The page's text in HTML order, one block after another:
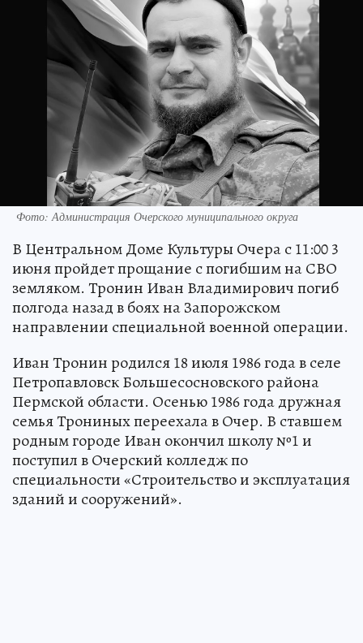
Фото: Администрация Очерского муниципального округа
В Центральном Доме Культуры Очера с 11:00 3
июня пройдет прощание с погибшим на СВО
земляком. Тронин Иван Владимирович погиб
полгода назад в боях на Запорожском
направлении специальной военной операции.
Иван Тронин родился 18 июля 1986 года в селе
Петропавловск Большесосновского района
Пермской области. Осенью 1986 года дружная
семья Трониных переехала в Очер. В ставшем
родным городе Иван окончил школу №1 и
поступил в Очерский колледж по
специальности «Строительство и эксплуатация
зданий и сооружений».